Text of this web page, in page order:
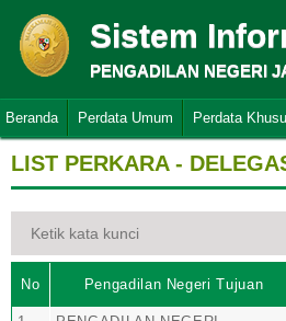
Sistem
PENGADILAN NEGERI
Beranda Perdata Umum Perdata
LIST PERKARA -
No Pengadilan Negeri Tujuan